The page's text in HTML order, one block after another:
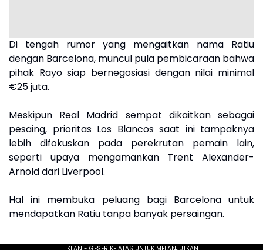
Di tengah rumor yang mengaitkan nama Ratiu
dengan Barcelona, muncul pula pembicaraan bahwa
pihak Rayo siap bernegosiasi dengan nilai minimal
€25 juta.
Meskipun Real Madrid sempat dikaitkan sebagai
pesaing, prioritas Los Blancos saat ini tampaknya
lebih difokuskan pada perekrutan pemain lain,
seperti upaya mengamankan Trent Alexander-
Arnold dari Liverpool.
Hal ini membuka peluang bagi Barcelona untuk
mendapatkan Ratiu tanpa banyak persaingan.